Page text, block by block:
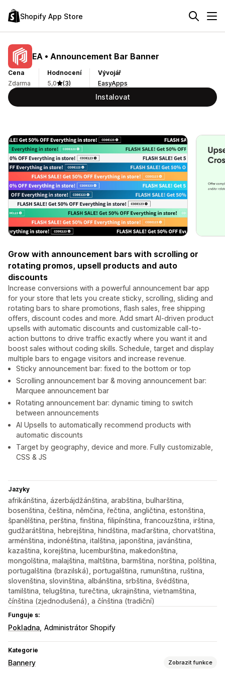
Shopify App Store
EA • Announcement Bar Banner
Cena
Zdarma
Hodnocení
5,0
(3)
Vývojář
EasyApps
Instalovat
Grow with announcement bars with scrolling or
rotating promos, upsell products and auto
discounts
Increase conversions with a powerful announcement bar app
for your store that lets you create sticky, scrolling, sliding and
rotating bars to share promotions, flash sales, free shipping
offers, discount codes and more. Add smart AI-driven product
upsells with automatic discounts and customizable call-to-
action buttons to drive traffic exactly where you want it and
boost sales without coding skills. Schedule, target and display
multiple bars to engage visitors and increase revenue.
Sticky announcement bar: fixed to the bottom or top
Scrolling announcement bar & moving announcement bar:
Marquee announcement bar
Rotating announcement bar: dynamic timing to switch
between announcements
AI Upsells to automatically recommend products with
automatic discounts
Target by geography, device and more. Fully customizable,
CSS & JS
Jazyky
afrikánština, ázerbájdžánština, arabština, bulharština,
bosenština, čeština, němčina, řečtina, angličtina, estonština,
španělština, perština, finština, filipínština, francouzština, irština,
gudžarátština, hebrejština, hindština, maďarština, chorvatština,
arménština, indonéština, italština, japonština, javánština,
kazaština, korejština, lucemburština, makedonština,
mongolština, malajština, maltština, barmština, norština, polština,
portugalština (brazilská), portugalština, rumunština, ruština,
slovenština, slovinština, albánština, srbština, švédština,
tamilština, telugština, turečtina, ukrajinština, vietnamština,
čínština (zjednodušená), a čínština (tradiční)
Funguje s:
Pokladna Administrátor Shopify
Kategorie
Bannery Zobrazit funkce